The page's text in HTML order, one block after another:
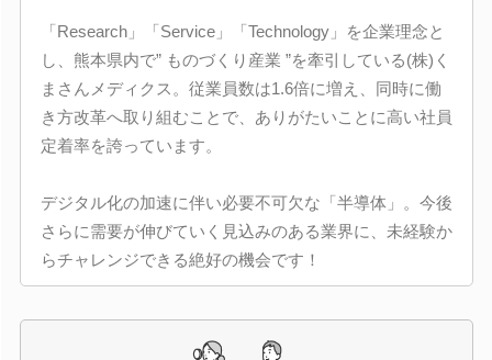
「Research」「Service」「Technology」を企業理念と
し、熊本県内で” ものづくり産業 ”を牽引している(株)く
まさんメディクス。従業員数は1.6倍に増え、同時に働
き方改革へ取り組むことで、ありがたいことに高い社員
定着率を誇っています。
デジタル化の加速に伴い必要不可欠な「半導体」。今後
さらに需要が伸びていく見込みのある業界に、未経験か
らチャレンジできる絶好の機会です！